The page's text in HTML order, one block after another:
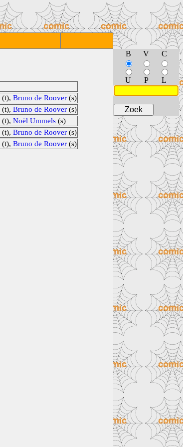
(t), Bruno de Roover (s)
(t), Bruno de Roover (s)
(t), Noël Ummels (s)
(t), Bruno de Roover (s)
(t), Bruno de Roover (s)
B V C
U P L